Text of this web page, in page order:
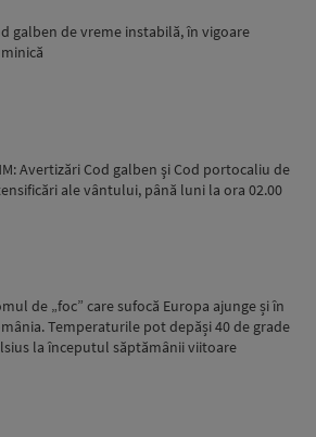
galben de vreme instabilă, în vigoare
Avertizări Cod galben şi Cod portocaliu de
ale vântului, până luni la ora 02.00
de „foc” care sufocă Europa ajunge și în
Temperaturile pot depăși 40 de grade
la începutul săptămânii viitoare